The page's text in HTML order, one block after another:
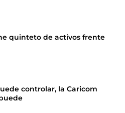
quinteto de activos frente
controlar, la Caricom